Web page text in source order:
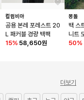
컬럼비아
공용 본레 포레스트 20
L 패커블 경량 백팩
15% 58,650원
몽돌
백 스
니트
50%
더보기